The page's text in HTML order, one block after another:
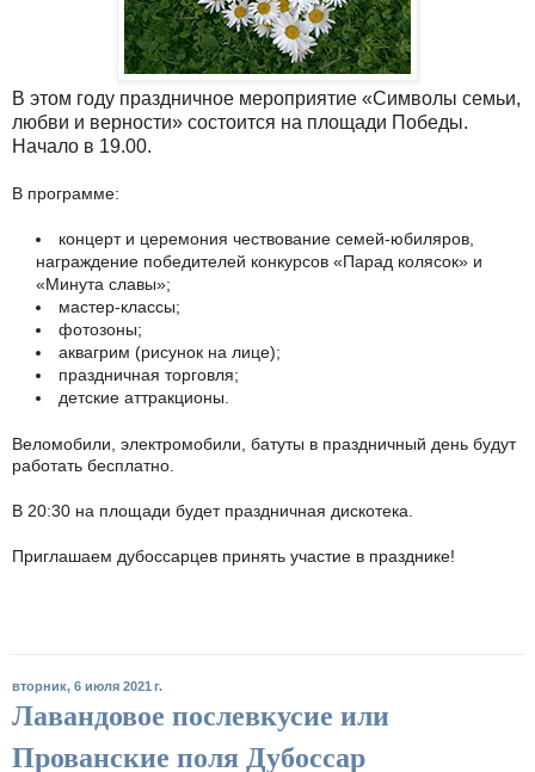
В этом году праздничное мероприятие «Символы семьи,
любви и верности» состоится на площади Победы.
Начало в 19.00.
В программе:
концерт и церемония чествование семей-юбиляров,
награждение победителей конкурсов «Парад колясок» и
«Минута славы»;
мастер-классы;
фотозоны;
аквагрим (рисунок на лице);
праздничная торговля;
детские аттракционы.
Веломобили, электромобили, батуты в праздничный день будут
работать бесплатно.
В 20:30 на площади будет праздничная дискотека.
Приглашаем дубоссарцев принять участие в празднике!
вторник, 6 июля 2021 г.
Лавандовое послевкусие или
Прованские поля Дубоссар